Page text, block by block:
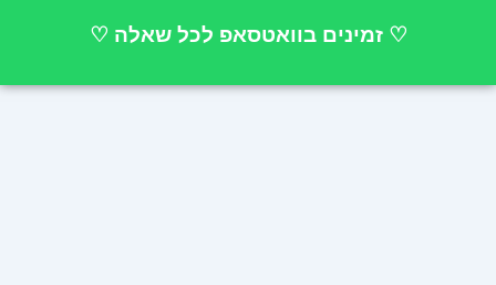
♡ זמינים בוואטסאפ לכל שאלה ♡